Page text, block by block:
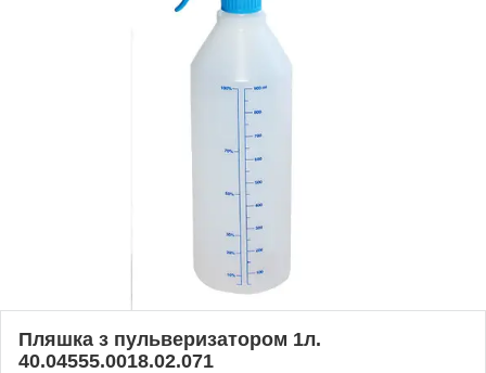
Пляшка з пульверизатором 1л.
40.04555.0018.02.071